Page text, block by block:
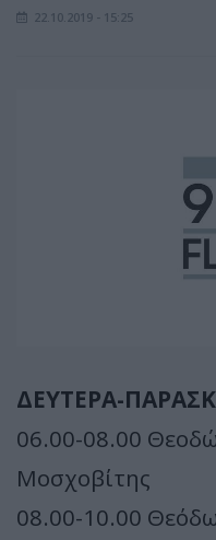
22.10.2019 - 15:25
ΔΕΥΤΕΡΑ-
06.00-08.00
Μοσχοβίτης
08.00-10.00